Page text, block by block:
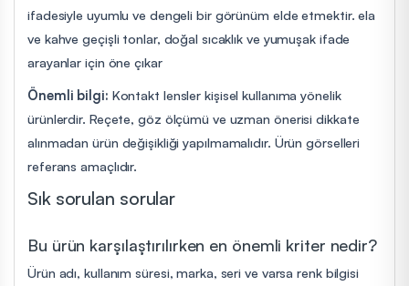
ifadesiyle uyumlu ve dengeli bir görünüm elde etmektir. ela
ve kahve geçişli tonlar, doğal sıcaklık ve yumuşak ifade
arayanlar için öne çıkar
Önemli bilgi: Kontakt lensler kişisel kullanıma yönelik
ürünlerdir. Reçete, göz ölçümü ve uzman önerisi dikkate
alınmadan ürün değişikliği yapılmamalıdır. Ürün görselleri
referans amaçlıdır.
Sık sorulan sorular
Bu ürün karşılaştırılırken en önemli kriter nedir?
Ürün adı, kullanım süresi, marka, seri ve varsa renk bilgisi